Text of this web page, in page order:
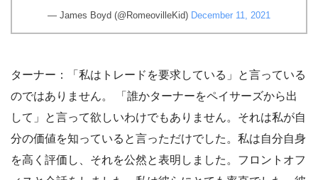
— James Boyd (@RomeovilleKid) December 11, 2021
ターナー：「私はトレードを要求している」と言っている
のではありません。 「誰かターナーをペイサーズから出
して」と言って欲しいわけでもありません。それは私が自
分の価値を知っていると言っただけでした。私は自分自身
を高く評価し、それを公然と表明しました。フロントオフ